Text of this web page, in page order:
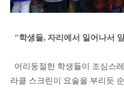
"학생들, 자리에서 일어나서
어리둥절한 학생들이 조심스
라클 스크린이 요술을 부리듯